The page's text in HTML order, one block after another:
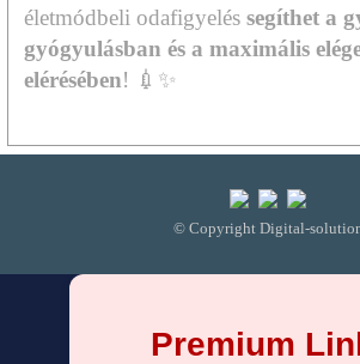
életmódbeli odafigyeléssegíthet a
gyógyulásban és a maximális
elérésében! 💉✨
© Copyright Digital-
Premium